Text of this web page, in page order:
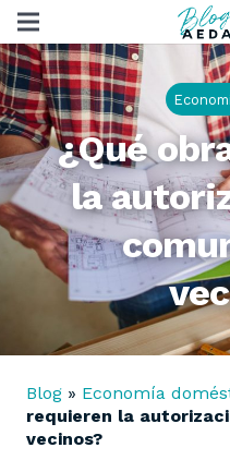
¿Qué
la
Blog » Economía
requieren la
vecinos?